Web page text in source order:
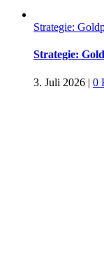
Strategie:
Strategie:
3. Juli 2026 | 0